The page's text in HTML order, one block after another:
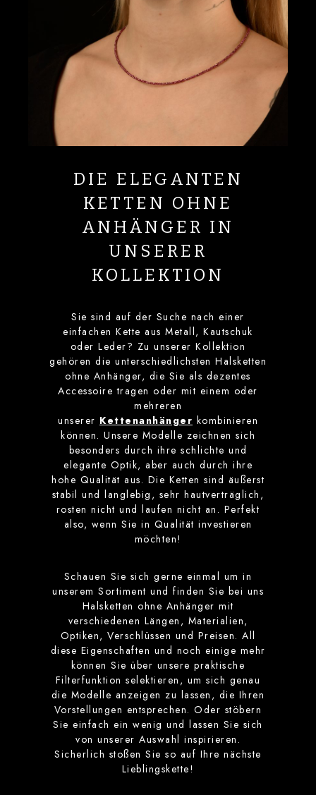
DIE ELEGANTEN
KETTEN OHNE
ANHÄNGER IN
UNSERER
KOLLEKTION
Sie sind auf der Suche nach einer
einfachen Kette aus Metall, Kautschuk
oder Leder? Zu unserer Kollektion
gehören die unterschiedlichsten Halsketten
ohne Anhänger, die Sie als dezentes
Accessoire tragen oder mit einem oder
mehreren
unserer Kettenanhänger kombinieren
können. Unsere Modelle zeichnen sich
besonders durch ihre schlichte und
elegante Optik, aber auch durch ihre
hohe Qualität aus. Die Ketten sind äußerst
stabil und langlebig, sehr hautverträglich,
rosten nicht und laufen nicht an. Perfekt
also, wenn Sie in Qualität investieren
möchten!
Schauen Sie sich gerne einmal um in
unserem Sortiment und finden Sie bei uns
Halsketten ohne Anhänger mit
verschiedenen Längen, Materialien,
Optiken, Verschlüssen und Preisen. All
diese Eigenschaften und noch einige mehr
können Sie über unsere praktische
Filterfunktion selektieren, um sich genau
die Modelle anzeigen zu lassen, die Ihren
Vorstellungen entsprechen. Oder stöbern
Sie einfach ein wenig und lassen Sie sich
von unserer Auswahl inspirieren.
Sicherlich stoßen Sie so auf Ihre nächste
Lieblingskette!